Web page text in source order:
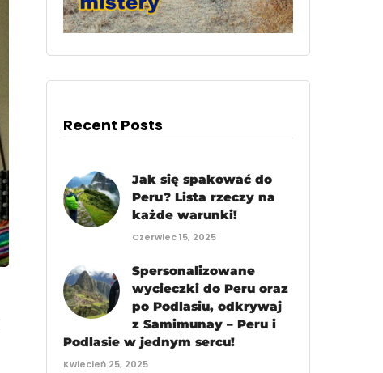
Recent Posts
Jak się spakować do
Peru? Lista rzeczy na
każde warunki!
Czerwiec 15, 2025
Spersonalizowane
wycieczki do Peru oraz
po Podlasiu, odkrywaj
z Samimunay – Peru i
Podlasie w jednym sercu!
Kwiecień 25, 2025